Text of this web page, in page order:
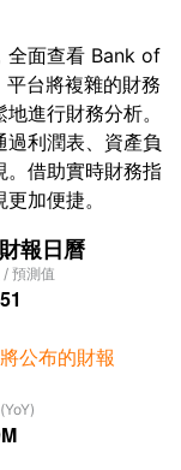
全面查看 Bank of
台將複雜的財務
進行財務分析。
利潤表、資產負
。借助實時財務指
加便捷。
報日曆
/ 預測值
公布的財報
(YoY)